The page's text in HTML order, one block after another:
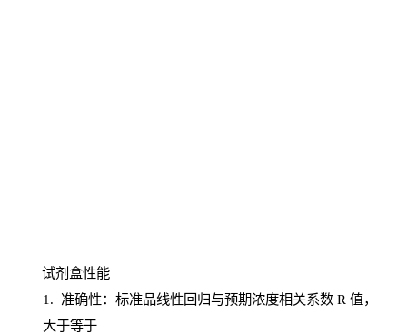
试剂盒性能
1 . 准确性：标准品线性回归与预期浓度相关系数 R 值，
大于等于